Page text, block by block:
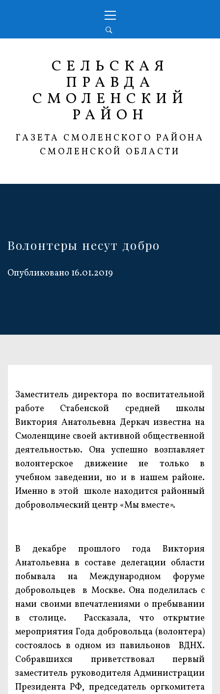
меню
СЕЛЬСКАЯ
ПРАВДА
СМОЛЕНСКИЙ
РАЙОН
ГАЗЕТА СМОЛЕНСКОГО РАЙОНА
СМОЛЕНСКОЙ ОБЛАСТИ
Волонтеры несут добро
Опубликовано 16.01.2019
Заместитель директора по воспитательной
работе Стабенской средней школы
Виктория Анатольевна Деркач известна на
Смоленщине своей активной общественной
деятельностью. Она успешно возглавляет
волонтерское движение не только в
учебном заведении, но и в нашем районе.
Именно в этой школе находится районный
добровольческий центр «Мы вместе».
В декабре прошлого года Виктория
Анатольевна в составе делегации области
побывала на Международном форуме
добровольцев в Москве. Она поделилась с
нами своими впечатлениями о пребывании
в столице. Рассказала, что открытие
мероприятия Года добровольца (волонтера)
состоялось в одном из павильонов ВДНХ.
Собравшихся приветствовал первый
заместитель руководителя Администрации
Президента РФ, председатель оргкомитета